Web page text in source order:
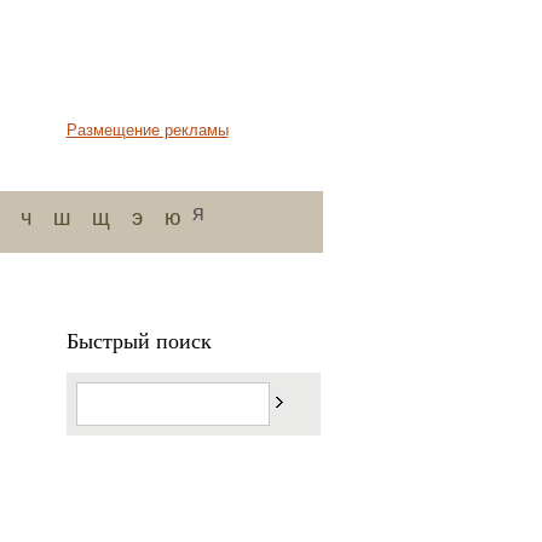
Размещение рекламы
ч ш щ э ю я
Быстрый поиск